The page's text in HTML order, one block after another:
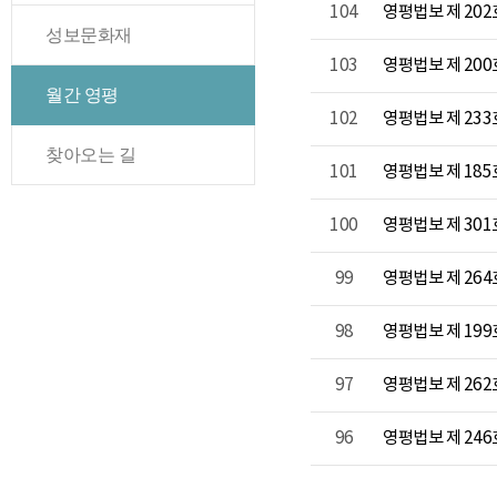
성보문화재
월간 영평
찾아오는 길
104 영평법보 제
103 영평법보 제
102 영평법보 제
101 영평법보 제
100 영평법보 제
99 영평법보 제 264
98 영평법보 제
97 영평법보 제 262
96 영평법보 제